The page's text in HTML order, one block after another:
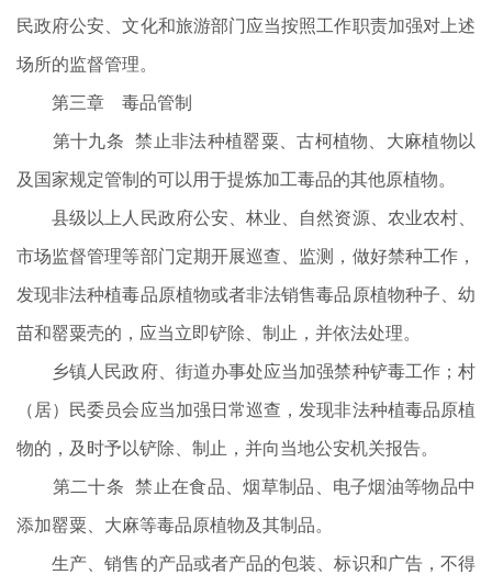
民政府公安、文化和旅游部门应当按照工作职责加强对上述
场所的监督管理。
第三章 毒品管制
第十九条 禁止非法种植罂粟、古柯植物、大麻植物以
及国家规定管制的可以用于提炼加工毒品的其他原植物。
县级以上人民政府公安、林业、自然资源、农业农村、
市场监督管理等部门定期开展巡查、监测，做好禁种工作，
发现非法种植毒品原植物或者非法销售毒品原植物种子、幼
苗和罂粟壳的，应当立即铲除、制止，并依法处理。
乡镇人民政府、街道办事处应当加强禁种铲毒工作；村
（居）民委员会应当加强日常巡查，发现非法种植毒品原植
物的，及时予以铲除、制止，并向当地公安机关报告。
第二十条 禁止在食品、烟草制品、电子烟油等物品中
添加罂粟、大麻等毒品原植物及其制品。
生产、销售的产品或者产品的包装、标识和广告，不得